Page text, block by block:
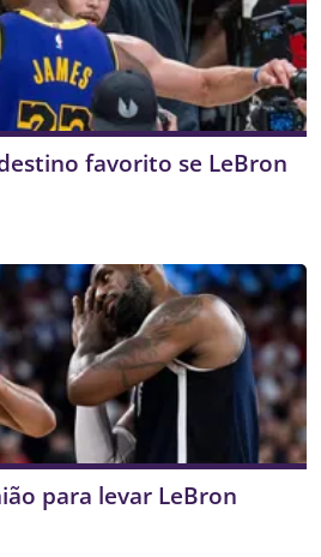
favorito se LeBron
para levar LeBron